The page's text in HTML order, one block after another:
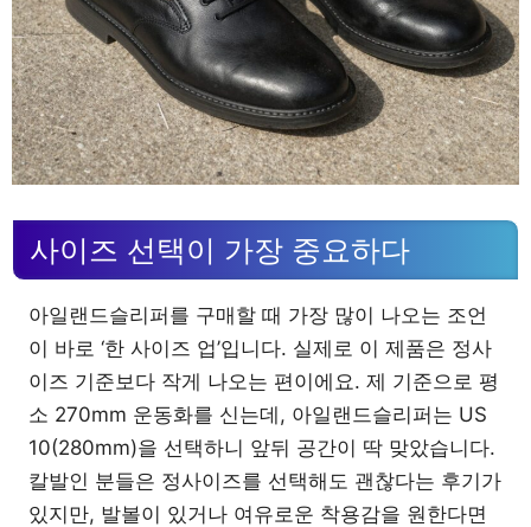
사이즈 선택이 가장 중요하다
아일랜드슬리퍼를 구매할 때 가장 많이 나오는 조언
이 바로 ‘한 사이즈 업’입니다. 실제로 이 제품은 정사
이즈 기준보다 작게 나오는 편이에요. 제 기준으로 평
소 270mm 운동화를 신는데, 아일랜드슬리퍼는 US
10(280mm)을 선택하니 앞뒤 공간이 딱 맞았습니다.
칼발인 분들은 정사이즈를 선택해도 괜찮다는 후기가
있지만, 발볼이 있거나 여유로운 착용감을 원한다면